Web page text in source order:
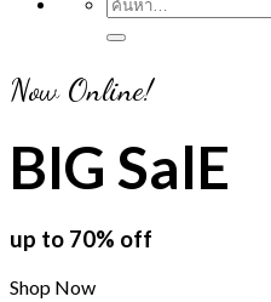
Now Online!
BIG SalE
up to 70% off
Shop Now